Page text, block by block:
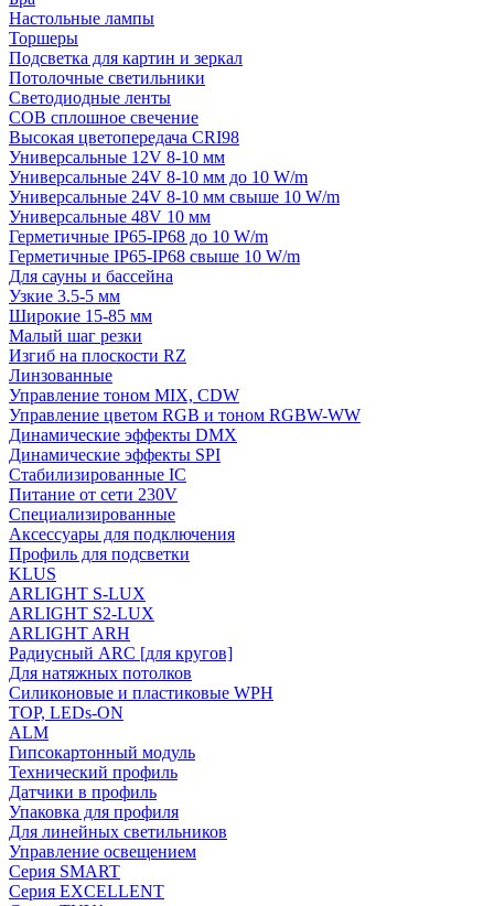
Настольные лампы
Торшеры
Подсветка для картин и зеркал
Потолочные светильники
Светодиодные ленты
COB сплошное свечение
Высокая цветопередача CRI98
Универсальные 12V 8-10 мм
Универсальные 24V 8-10 мм до 10 W/m
Универсальные 24V 8-10 мм свыше 10 W/m
Универсальные 48V 10 мм
Герметичные IP65-IP68 до 10 W/m
Герметичные IP65-IP68 свыше 10 W/m
Для сауны и бассейна
Узкие 3.5-5 мм
Широкие 15-85 мм
Малый шаг резки
Изгиб на плоскости RZ
Линзованные
Управление тоном MIX, CDW
Управление цветом RGB и тоном RGBW-WW
Динамические эффекты DMX
Динамические эффекты SPI
Стабилизированные IC
Питание от сети 230V
Специализированные
Аксессуары для подключения
Профиль для подсветки
KLUS
ARLIGHT S-LUX
ARLIGHT S2-LUX
ARLIGHT ARH
Радиусный ARC [для кругов]
Для натяжных потолков
Силиконовые и пластиковые WPH
TOP, LEDs-ON
ALM
Гипсокартонный модуль
Технический профиль
Датчики в профиль
Упаковка для профиля
Для линейных светильников
Управление освещением
Серия SMART
Серия EXCELLENT